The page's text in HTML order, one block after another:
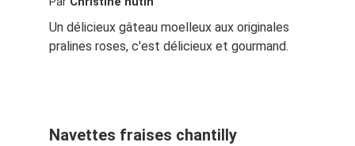
Un délicieux gâteau moelleux aux originales
pralines roses, c'est délicieux et gourmand.
Navettes fraises chantilly